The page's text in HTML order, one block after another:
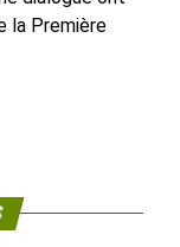
la Première